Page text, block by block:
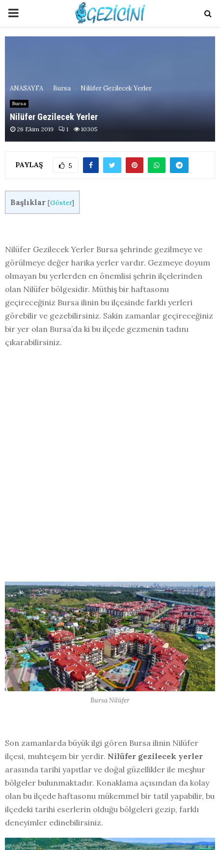
PRIMARY
MENU
ANASAYFA Bursa Nilüfer Gezilecek Yerler
Bursa
Nilüfer Gezilecek Yerler
26 Ekim 2019 1 10305
PAYLAŞ 5
Başlıklar [Göster]
Nilüfer Gezilecek Yerler Bursa şehrinde gezilmeye ve
görülmeye değer harika yerler vardır. Gezmeye doyum
olmayan bu yerlerden en önemlisi şehrin ilçelerinden
olan Nilüfer bölgesidir. Müthiş bir haftasonu
geçireceğiniz Bursa ilinin bu ilçesinde farklı yerleri
görebilir ve gezebilirsiniz. Sakin zamanlar geçireceğiniz
bir yer olan Bursa’da ki bu ilçede gezmenin tadını
çıkarabilirsiniz.
Bursa Nilüfer
Son zamanlarda büyük ilgi gören Bursa ilinin Nilüfer
ilçesi, muhteşem bir yerdir. Nilüfer gezilecek yerler
arasında tarihi yapıtlar ve doğal güzellikler ile meşhur
bölgeler bulunmaktadır. Konaklama açısından da kolay
olan bu ilçede haftasonu mükemmel bir tatil yapabilir, bu
ilçedeki tarihi eserlerin olduğu bölgeleri gezip, farklı
deneyimler edinebilirsiniz.